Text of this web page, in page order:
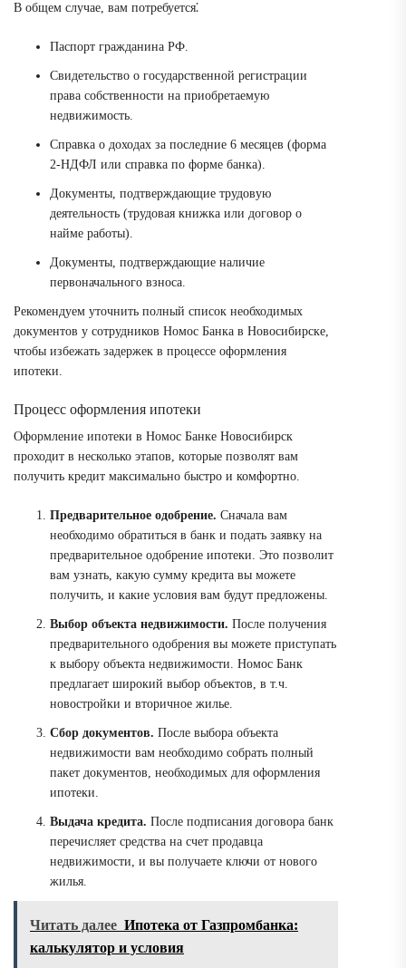
В общем случае, вам потребуется⁚
Паспорт гражданина РФ.
Свидетельство о государственной регистрации
права собственности на приобретаемую
недвижимость.
Справка о доходах за последние 6 месяцев (форма
2-НДФЛ или справка по форме банка).
Документы, подтверждающие трудовую
деятельность (трудовая книжка или договор о
найме работы).
Документы, подтверждающие наличие
первоначального взноса.
Рекомендуем уточнить полный список необходимых
документов у сотрудников Номос Банка в Новосибирске,
чтобы избежать задержек в процессе оформления
ипотеки.
Процесс оформления ипотеки
Оформление ипотеки в Номос Банке Новосибирск
проходит в несколько этапов, которые позволят вам
получить кредит максимально быстро и комфортно.
Предварительное одобрение. Сначала вам
необходимо обратиться в банк и подать заявку на
предварительное одобрение ипотеки. Это позволит
вам узнать, какую сумму кредита вы можете
получить, и какие условия вам будут предложены.
Выбор объекта недвижимости. После получения
предварительного одобрения вы можете приступать
к выбору объекта недвижимости. Номос Банк
предлагает широкий выбор объектов, в т.ч.
новостройки и вторичное жилье.
Сбор документов. После выбора объекта
недвижимости вам необходимо собрать полный
пакет документов, необходимых для оформления
ипотеки.
Выдача кредита. После подписания договора банк
перечисляет средства на счет продавца
недвижимости, и вы получаете ключи от нового
жилья.
Читать далее Ипотека от Газпромбанка:
калькулятор и условия